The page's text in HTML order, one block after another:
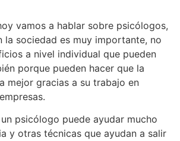
vamos a hablar sobre psicólogos,
la sociedad es muy importante, no
a nivel individual que pueden
porque pueden hacer que la
mejor gracias a su trabajo en
psicólogo puede ayudar mucho
y otras técnicas que ayudan a salir